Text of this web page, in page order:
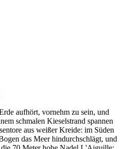
aufhört, vornehm zu sein, und
schmalen Kieselstrand spannen
aus weißer Kreide: im Süden
das Meer hindurchschlägt, und